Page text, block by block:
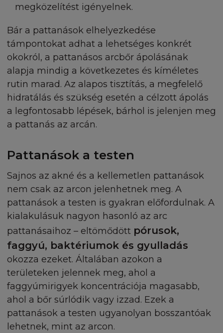
megközelítést igényelnek.
Bár a pattanások elhelyezkedése
támpontokat adhat a lehetséges konkrét
okokról, a pattanásos arcbőr ápolásának
alapja mindig a következetes és kíméletes
rutin marad. Az alapos tisztítás, a megfelelő
hidratálás és szükség esetén a célzott ápolás
a legfontosabb lépések, bárhol is jelenjen meg
a pattanás az arcán.
Pattanások a testen
Sajnos az akné és a kellemetlen pattanások
nem csak az arcon jelenhetnek meg. A
pattanások a testen is gyakran előfordulnak. A
kialakulásuk nagyon hasonló az arc
pattanásaihoz – eltömődött pórusok,
faggyú, baktériumok és gyulladás
okozza ezeket. Általában azokon a
területeken jelennek meg, ahol a
faggyúmirigyek koncentrációja magasabb,
ahol a bőr súrlódik vagy izzad. Ezek a
pattanások a testen ugyanolyan bosszantóak
lehetnek, mint az arcon.
alkalmazottaival, képviselőivel és partnereivel
Honlap Ön általi használata
ii. Felhasználói jogok Ön általi szabálysértése
iii. Egy állítás miszerint Ön a Honlap használatával
a. megszegi egy harmadik személy bármilyen
tulajdonjogát, vagy bármilyen adatvédelmi jogot,
nyilvánosság vagy
b. rágalmazás, sértés, vagy bármilyen módon
testi bántalmak okozása egy harmadik
iv. Ön által engedélyezetlen a Honlapra történő
v. bármilyen jogi törvénysértés az anyagok
reprezentálásában.
A Feltételek e részében a Honlap használati
jogosultságában kitér az Ön által használt
használatára a Honlap megtekintéséhez egy
személy által. Ön beleegyezik abba, hogy
L'Oréalnak, annak alkalmazottainak, képviselőinek
ügynökeinek azon költségét, kárát és kiadását
a jogi költségeket), amely bármelyikükkel
felmerül, vagy amelyet bármelyikük elszenved
bármilyen harmadik féltől származó állítás, per,
tevékenység vagy eljárás kapcsán vagy
következményeként.